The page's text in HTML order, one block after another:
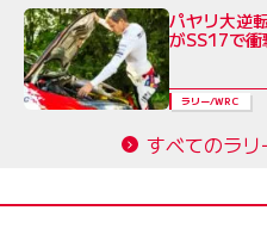
パヤリ大逆
がSS17で衝
ラリー/WRC
すべてのラ